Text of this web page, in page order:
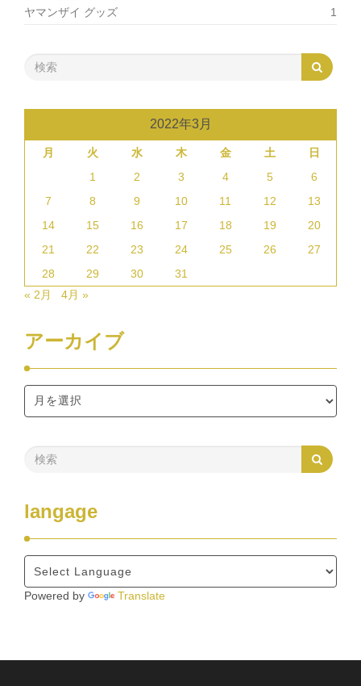
ヤマンザイ グッズ
1
2022年3月
月 火 水 木 金 土
日
1
2 3 4 5
6
7
8 9 10 11 12
13
14
15 16 17 18 19
20
21
22 23 24 25 26
27
28
29 30
31
« 2月
4月 »
アーカイブ
langage
Powered by Translate